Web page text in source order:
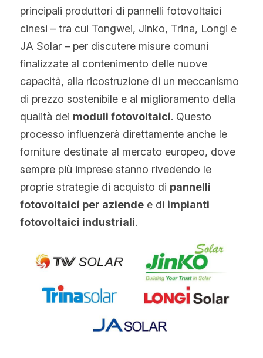
principali produttori di pannelli fotovoltaici
cinesi – tra cui Tongwei, Jinko, Trina, Longi e
JA Solar – per discutere misure comuni
finalizzate al contenimento delle nuove
capacità, alla ricostruzione di un meccanismo
di prezzo sostenibile e al miglioramento della
qualità dei moduli fotovoltaici. Questo
processo influenzerà direttamente anche le
forniture destinate al mercato europeo, dove
sempre più imprese stanno rivedendo le
proprie strategie di acquisto di pannelli
fotovoltaici per aziende e di impianti
fotovoltaici industriali.